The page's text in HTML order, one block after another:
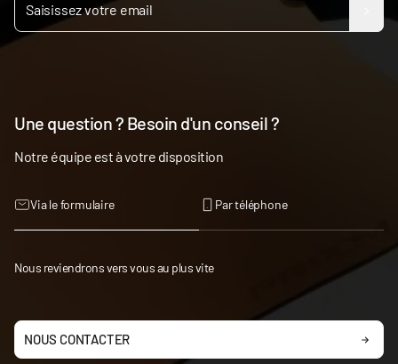
Une question ? Besoin d'un conseil ?
Notre équipe est à votre disposition
Via le formulaire Par téléphone
Nous reviendrons vers vous au plus vite
NOUS CONTACTER